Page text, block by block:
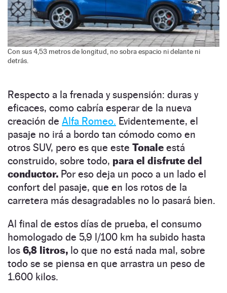
Con sus 4,53 metros de longitud, no sobra espacio ni delante ni
detrás.
Respecto a la frenada y suspensión: duras y
eficaces, como cabría esperar de la nueva
creación de Alfa Romeo. Evidentemente, el
pasaje no irá a bordo tan cómodo como en
otros SUV, pero es que este Tonale está
construido, sobre todo, para el disfrute del
conductor. Por eso deja un poco a un lado el
confort del pasaje, que en los rotos de la
carretera más desagradables no lo pasará bien.
Al final de estos días de prueba, el consumo
homologado de 5,9 l/100 km ha subido hasta
los 6,8 litros, lo que no está nada mal, sobre
todo se se piensa en que arrastra un peso de
1.600 kilos.